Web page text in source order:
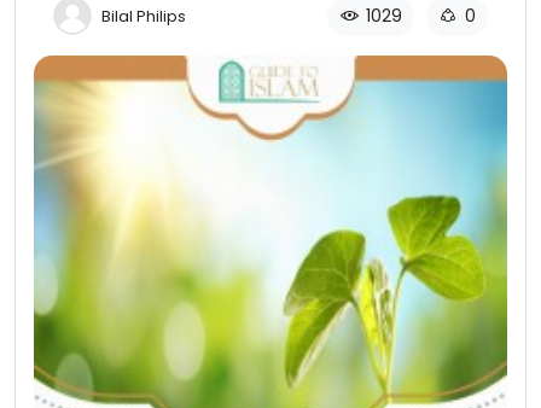
épocas, y esto hace necesario que su nombre no
esté afiliado con ninguna persona, grupo o lugar
en particular, puesto que esos no son principios
universales. Así, el Cristianismo toma su nombre de
Cristo, el Budismo de Buda, el Judaísmo de la tribu
de Judá que era el hijo de Jacob, el Hinduismo está
relacionado con el valle del Indo… todas se
relacionan con una persona, grupo o ubicación
específica y por tanto no pueden ser religiones
universales. Es imposible que el Cristianismo sea la
religión que fue prescrita por Dios desde el tiempo
de Adán, puesto que depende de la existen-cia de
Cristo y del final de la línea de profetas judíos. Del
mismo modo, el Budismo, una rama del Hinduismo,
sólo comenzó a existir con la persona de Buda, que
existió en India algún tiempo antes de Cristo.
Bilal Philips 1029 0